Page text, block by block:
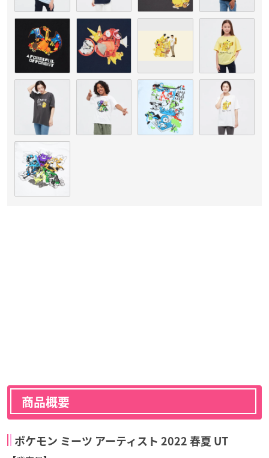
商品概要
ポケモン ミーツ アーティスト 2022 春夏 UT